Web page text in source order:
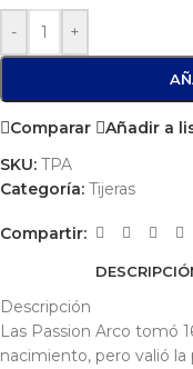
- +
Comparar
Añadir a
SKU: TPA
Categoría: Tijeras
Compartir:
Descripción
Las Passion Arco tomó
nacimiento, pero valió la